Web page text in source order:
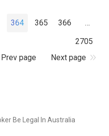
364 365 366
…
2705
Prev page
Next page
Be Legal In Australia